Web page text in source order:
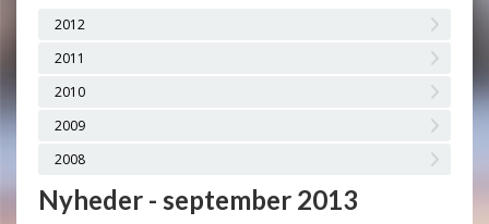
2012
2011
2010
2009
2008
Nyheder - september 2013